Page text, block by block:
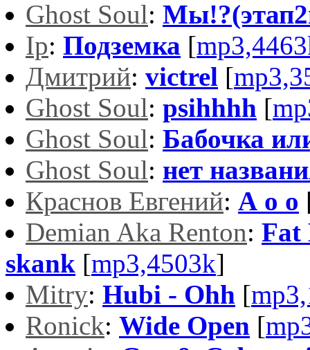
Ghost Soul:
Ip: Подземка [
Дмитрий: victrel [
Ghost Soul: psihhhh [
Ghost Soul: Бабочка
Ghost Soul: нет
Краснов Евгений: А о о
Demian Aka Renton: Fat
skank [mp3,4503k]
Mitry: Hubi - Ohh [
Ronick: Wide Open [